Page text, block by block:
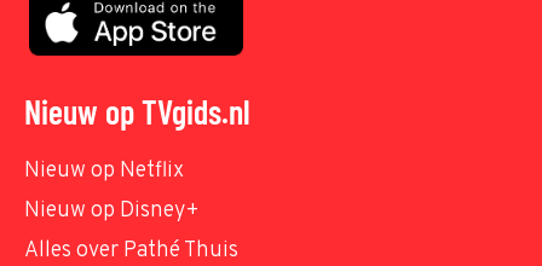
Nieuw op TVgids.nl
Nieuw op Netflix
Nieuw op Disney+
Alles over Pathé Thuis